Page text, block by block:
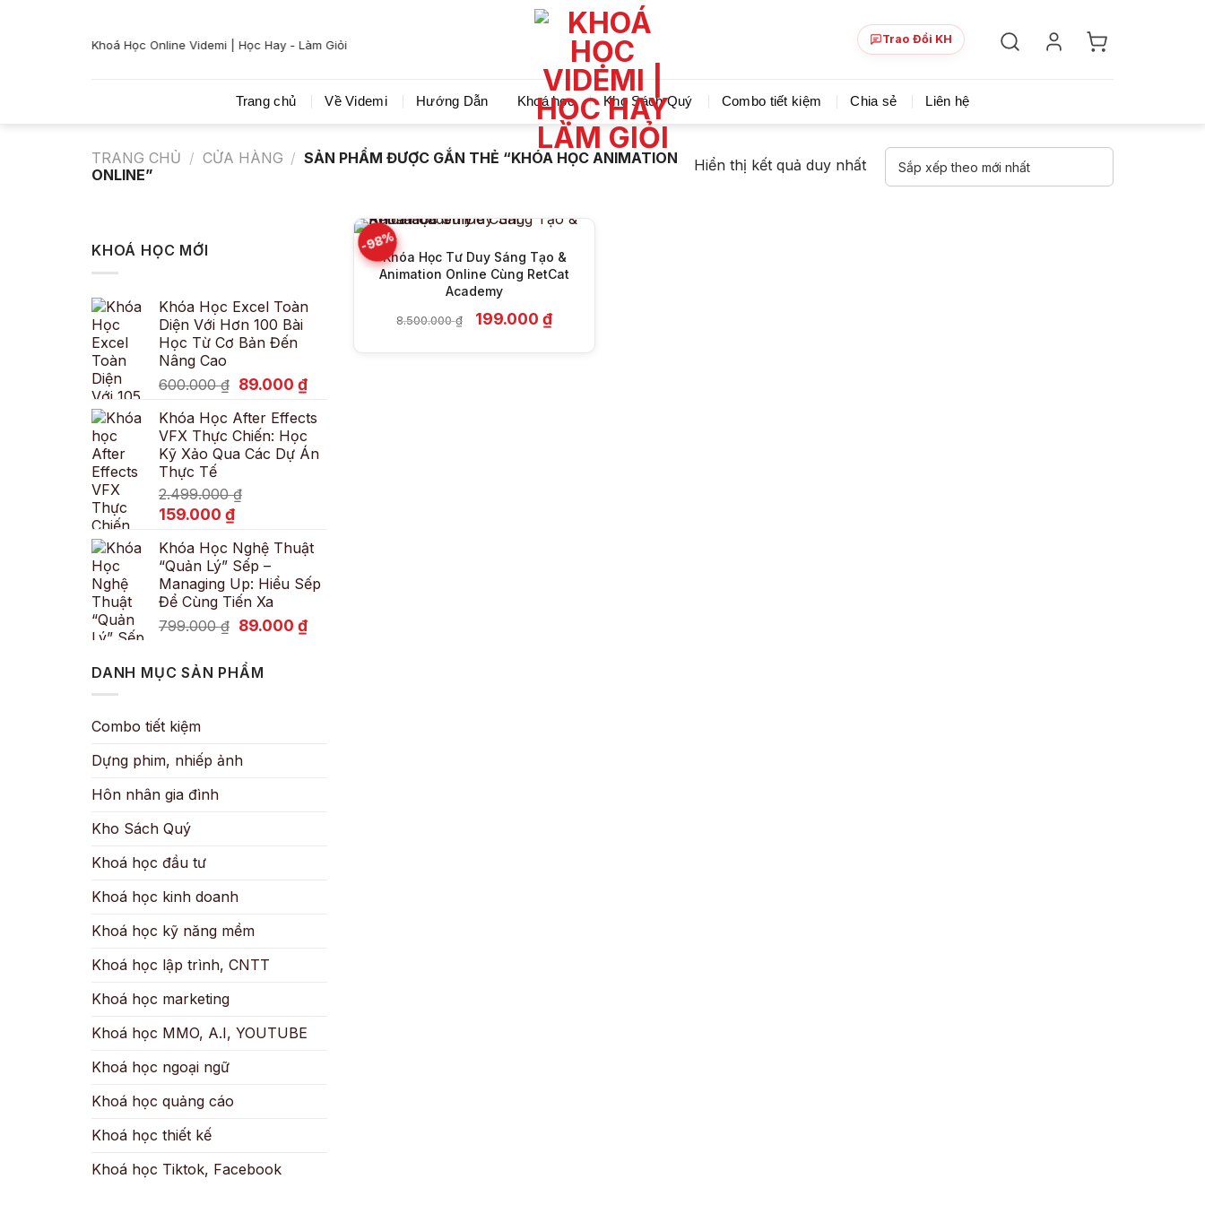
Khoá Học Online Videmi | Học Hay - Làm Giỏi Videmi giúp bạn học tiết kiệm và tiến bộ hơn mỗi ngày! Chia sẻ khoá học giá rẻ cho những ai hạn hẹp
Trao Đổi KH
Trang chủ Về Videmi Hướng Dẫn Khoá học Kho Sách Quý Combo tiết kiệm Chia sẻ Liên hệ
TRANG CHỦ / CỬA HÀNG / SẢN PHẨM ĐƯỢC GẮN THẺ “KHÓA HỌC ANIMATION
ONLINE”
Hiển thị kết quả duy nhất
KHOÁ HỌC MỚI
Khóa Học Excel Toàn
Diện Với Hơn 100 Bài
Học Từ Cơ Bản Đến
Nâng Cao
600.000₫ Giá
là:
600.000 ₫.
89.000 ₫Giá
tại
là:
89.000 ₫.
Khóa Học After Effects
VFX Thực Chiến: Học
Kỹ Xảo Qua Các Dự Án
Thực Tế
2.499.000₫
Giá
là:
2.499.000 ₫.
159.000 ₫Giá
tại
là:
159.000 ₫.
Khóa Học Nghệ Thuật
“Quản Lý” Sếp –
Managing Up: Hiểu Sếp
Để Cùng Tiến Xa
799.000₫ Giá
là:
799.000 ₫.
89.000 ₫Giá
DANH MỤC SẢN PHẨM
Combo tiết kiệm
Dựng phim, nhiếp ảnh
Hôn nhân gia đình
Kho Sách Quý
Khoá học đầu tư
Khoá học kinh doanh
Khoá học kỹ năng mềm
Khoá học lập trình, CNTT
Khoá học marketing
Khoá học MMO, A.I, YOUTUBE
Khoá học ngoại ngữ
Khoá học quảng cáo
Khoá học thiết kế
Khoá học Tiktok, Facebook
-98%
Khóa Học Tư Duy Sáng Tạo &
Animation Online Cùng RetCat
Academy
8.500.000₫ Giá
199.000₫Giá